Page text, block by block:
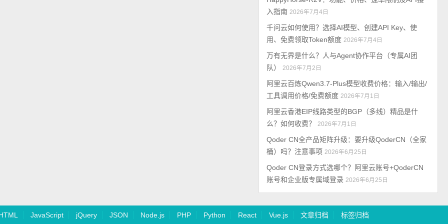
入指南 2026年7月4日
千问云如何使用？选择AI模型、创建API Key、使
用、免费领取Token额度 2026年7月4日
万有无界是什么？人与Agent协作平台（专属AI团
队）
2026年7月2日
阿里云百炼Qwen3.7-Plus模型收费价格：输入/输出/
工具调用价格/免费额度 2026年7月1日
阿里云香港EIP线路类型的BGP（多线）精品是什
么？如何收费？
2026年7月1日
Qoder CN全产品矩阵升级：要升级QoderCN（全家
桶）吗？注意事项 2026年6月25日
Qoder CN登录方式选哪个？阿里云账号+QoderCN
账号和企业版专属域登录 2026年6月25日
JavaScript jQuery JSON Node.js PHP Python React Vue.js 文章归档 标签归档